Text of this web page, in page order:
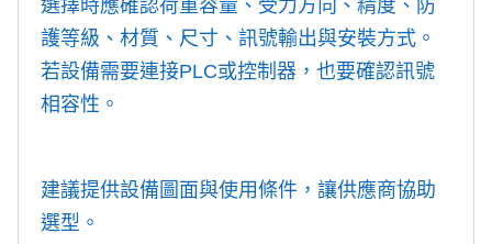
選擇時應確認荷重容量、受力方向、精度、防
護等級、材質、尺寸、訊號輸出與安裝方式。
若設備需要連接PLC或控制器，也要確認訊號
相容性。
建議提供設備圖面與使用條件，讓供應商協助
選型。